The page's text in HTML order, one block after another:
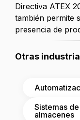
Directiva ATEX
también permite
presencia de
Otras
Sistemas
almacenes